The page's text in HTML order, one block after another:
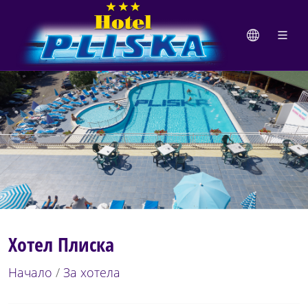
Хотел Плиска
Начало / За хотела